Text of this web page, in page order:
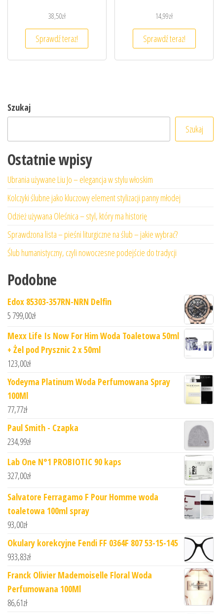
38,50zł
Sprawdź teraz!
14,99zł
Sprawdź teraz!
Szukaj
Szukaj
Ostatnie wpisy
Ubrania używane Liu Jo – elegancja w stylu włoskim
Kolczyki ślubne jako kluczowy element stylizacji panny młodej
Odzież używana Oleśnica – styl, który ma historię
Sprawdzona lista – pieśni liturgiczne na ślub – jakie wybrać?
Ślub humanistyczny, czyli nowoczesne podejście do tradycji
Podobne
Edox 85303-357RN-NRN Delfin
5 799,00zł
Mexx Life Is Now For Him Woda Toaletowa 50ml
+ Żel pod Prysznic 2 x 50ml
123,00zł
Yodeyma Platinum Woda Perfumowana Spray
100Ml
77,77zł
Paul Smith - Czapka
234,99zł
Lab One N°1 PROBIOTIC 90 kaps
327,00zł
Salvatore Ferragamo F Pour Homme woda
toaletowa 100ml spray
93,00zł
Okulary korekcyjne Fendi FF 0364F 807 53-15-145
933,83zł
Franck Olivier Mademoiselle Floral Woda
Perfumowana 100Ml
86,61zł